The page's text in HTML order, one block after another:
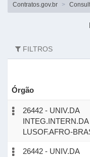
Contratos.gov.br
FILTROS
Órgão
26442 - UNIV.DA
INTEG.INTERN.DA
LUSOF.AFRO-
26442 - UNIV.DA